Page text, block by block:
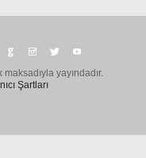
maksadıyla yayındadır.
Şartları